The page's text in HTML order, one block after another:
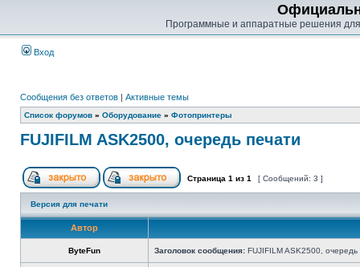
Программные и аппаратные решения
Вход
Сообщения без ответов | Активные темы
Список форумов » Оборудование » Фотопринтеры
FUJIFILM ASK2500, очередь печати
Страница 1 из 1 [ Сообщений: 3 ]
Версия для печати
Автор
ByteFun Заголовок сообщения: FUJIFILM ASK2500, очередь